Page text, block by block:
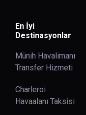
En İyi
Destinasyonlar
Münih Havalimanı
Transfer Hizmeti
Charleroi
Havaalanı Taksisi